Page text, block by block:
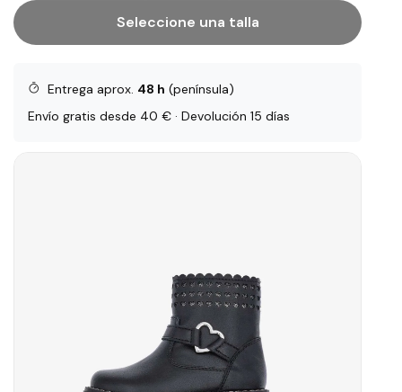
Seleccione una talla
Entrega aprox. 48 h (península)
Envío gratis desde 40 € · Devolución 15 días